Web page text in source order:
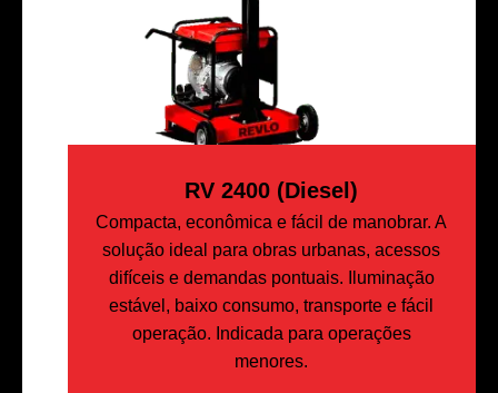
RV 2400 (Diesel)
Compacta, econômica e fácil de manobrar. A
solução ideal para obras urbanas, acessos
difíceis e demandas pontuais. Iluminação
estável, baixo consumo, transporte e fácil
operação. Indicada para operações
menores.